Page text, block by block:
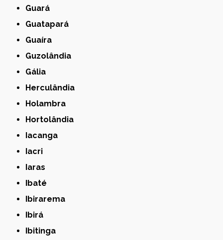
Guará
Guatapará
Guaíra
Guzolândia
Gália
Herculândia
Holambra
Hortolândia
Iacanga
Iacri
Iaras
Ibaté
Ibirarema
Ibirá
Ibitinga